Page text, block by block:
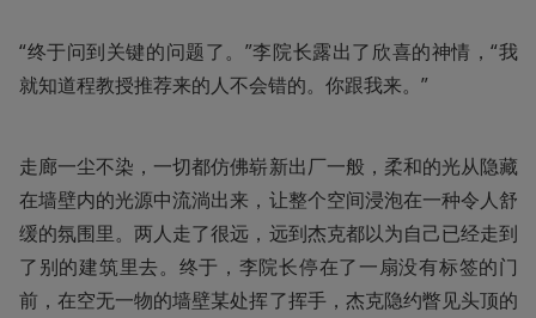
“终于问到关键的问题了。”李院长露出了欣喜的神情，“我
就知道程教授推荐来的人不会错的。你跟我来。”
走廊一尘不染，一切都仿佛崭新出厂一般，柔和的光从隐藏
在墙壁内的光源中流淌出来，让整个空间浸泡在一种令人舒
缓的氛围里。两人走了很远，远到杰克都以为自己已经走到
了别的建筑里去。终于，李院长停在了一扇没有标签的门
前，在空无一物的墙壁某处挥了挥手，杰克隐约瞥见头顶的